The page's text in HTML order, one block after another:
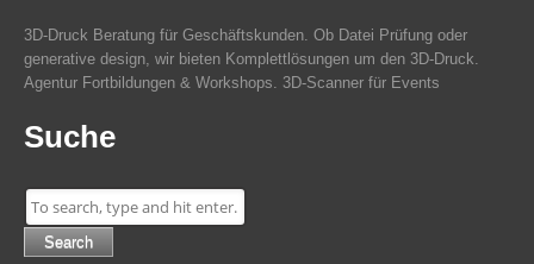
3D-Druck Beratung für Geschäftskunden. Ob Datei Prüfung oder
generative design, wir bieten Komplettlösungen um den 3D-Druck.
Agentur Fortbildungen & Workshops. 3D-Scanner für Events
Suche
Search